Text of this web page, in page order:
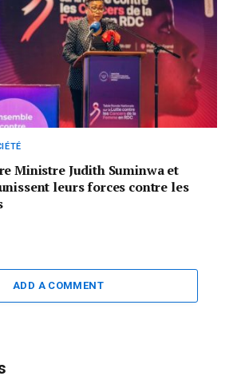
Ministre Judith Suminwa et
leurs forces contre les
ADD A COMMENT